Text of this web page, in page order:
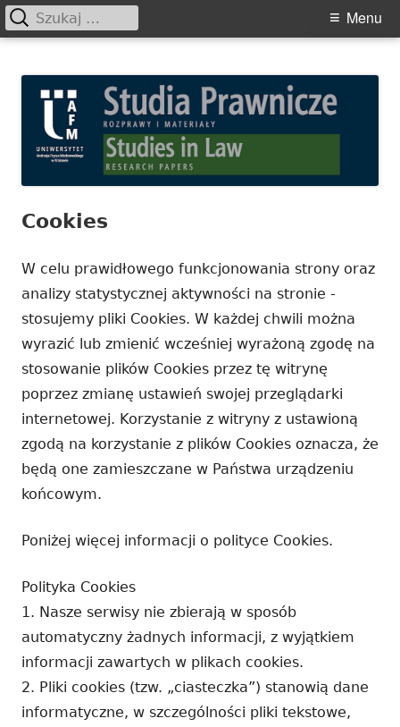
content
Materiały
Primary
Menu
Szukaj:
Cookies
W celu prawidłowego funkcjonowania strony oraz
analizy statystycznej aktywności na stronie -
stosujemy pliki Cookies. W każdej chwili można
wyrazić lub zmienić wcześniej wyrażoną zgodę na
stosowanie plików Cookies przez tę witrynę
poprzez zmianę ustawień swojej przeglądarki
internetowej. Korzystanie z witryny z ustawioną
zgodą na korzystanie z plików Cookies oznacza, że
będą one zamieszczane w Państwa urządzeniu
końcowym.
Poniżej więcej informacji o polityce Cookies.
Polityka Cookies
1. Nasze serwisy nie zbierają w sposób
automatyczny żadnych informacji, z wyjątkiem
informacji zawartych w plikach cookies.
2. Pliki cookies (tzw. „ciasteczka”) stanowią dane
informatyczne, w szczególności pliki tekstowe,